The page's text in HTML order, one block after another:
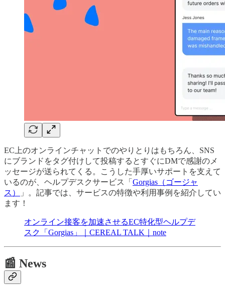
EC上のオンラインチャットでのやりとりはもちろん、SNS
にブランドをタグ付けして投稿するとすぐにDMで感謝のメ
ッセージが送られてくる。こうした手厚いサポートを支えて
いるのが、ヘルプデスクサービス「 Gorgias（ゴージャ
ス）
」。記事では、サービスの特徴や利用事例を紹介してい
ます！
オンライン接客を加速させるEC特化型ヘルプデ
スク「Gorgias」｜CEREAL TALK｜note
📰 News